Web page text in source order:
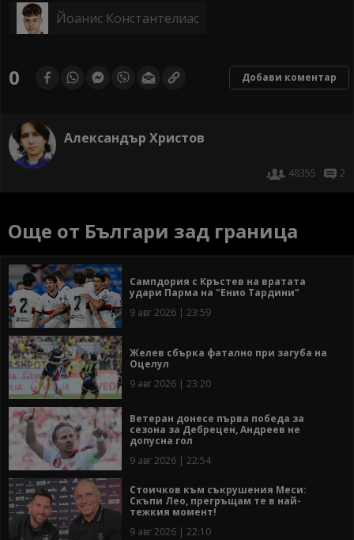
Йоанис Константелиас
0 Добави коментар
Александър Христов
48355 2
Още от Българи зад граница
Сампдория с Кръстев на вратата
удари Парма на "Енио Тардини"
9 авг 2026 | 23:59
Желев сбърка фатално при загуба на
Оцелул
9 авг 2026 | 23:20
Ветеран донесе първа победа за
сезона за Дебрецен, Андреев не
допусна гол
9 авг 2026 | 22:54
Стоичков към съкрушения Меси:
Скъпи Лео, прегръщам те в най-
тежкия момент!
9 авг 2026 | 22:10